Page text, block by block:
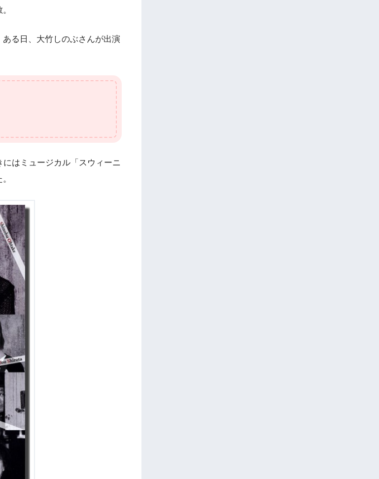
る日、大竹しのぶさんが出演
にはミュージカル「スウィーニ